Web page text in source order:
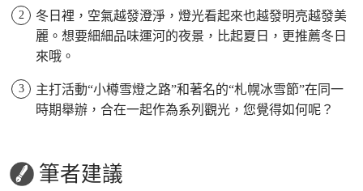
冬日裡，空氣越發澄淨，燈光看起來也越發明亮越發美
麗。想要細細品味運河的夜景，比起夏日，更推薦冬日
來哦。
主打活動“小樽雪燈之路”和著名的“札幌冰雪節”在同一
時期舉辦，合在一起作為系列觀光，您覺得如何呢？
筆者建議